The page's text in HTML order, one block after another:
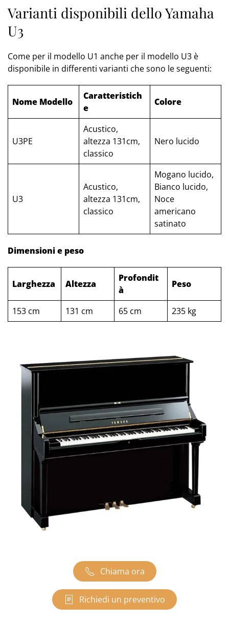
Varianti disponibili dello Yamaha
U3
Come per il modello U1 anche per il modello U3 è
disponibile in differenti varianti che sono le seguenti:
Nome Modello
Caratteristich
e
Colore
U3PE
Acustico,
altezza 131cm,
classico
Nero lucido
U3
Acustico,
altezza 131cm,
classico
Mogano lucido,
Bianco lucido,
Noce
americano
satinato
Dimensioni e peso
Larghezza Altezza
Profondit
à
Peso
153 cm 131 cm 65 cm 235 kg
Chiama ora
Richiedi un preventivo